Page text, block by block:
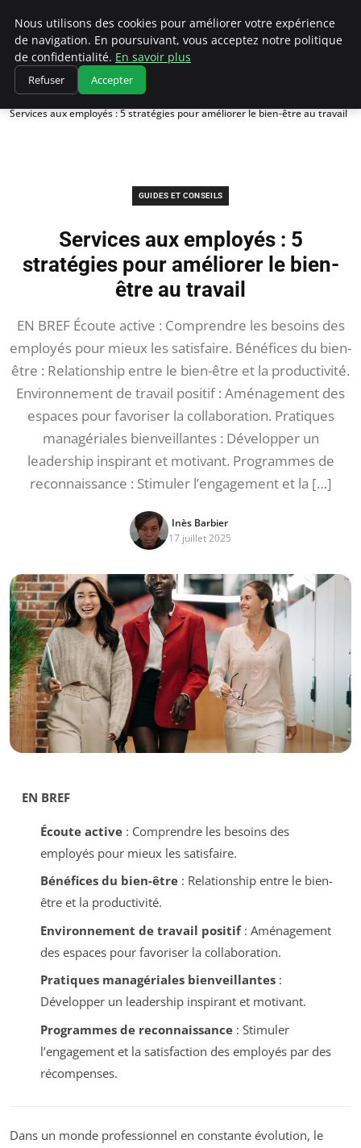
Chasseur De Tête
Accueil
Guides et Conseils
Services aux employés : 5 stratégies pour améliorer le bien-être au travail
GUIDES ET CONSEILS
Services aux employés : 5
stratégies pour améliorer le bien-
être au travail
EN BREF Écoute active : Comprendre les besoins des
employés pour mieux les satisfaire. Bénéfices du bien-
être : Relationship entre le bien-être et la productivité.
Environnement de travail positif : Aménagement des
espaces pour favoriser la collaboration. Pratiques
managériales bienveillantes : Développer un
leadership inspirant et motivant. Programmes de
reconnaissance : Stimuler l’engagement et la […]
Inès Barbier
17 juillet 2025
EN BREF
Écoute active: Comprendre les besoins des
employés pour mieux les satisfaire.
Bénéfices du bien-être: Relationship entre le bien-
être et la productivité.
Environnement de travail positif: Aménagement
des espaces pour favoriser la collaboration.
Pratiques managériales bienveillantes:
Développer un leadership inspirant et motivant.
Programmes de reconnaissance: Stimuler
l’engagement et la satisfaction des employés par des
récompenses.
Dans un monde professionnel en constante évolution, le
Nous utilisons des cookies pour améliorer votre expérience
de navigation. En poursuivant, vous acceptez notre politique
de confidentialité. En savoir plus
Refuser Accepter